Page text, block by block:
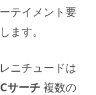
テイメント要
ます。
ニチュードは
サーチ 複数の